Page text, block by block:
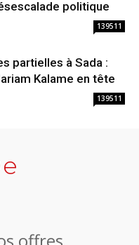
politique
139511
partielles à Sada :
Kalame en tête
139511